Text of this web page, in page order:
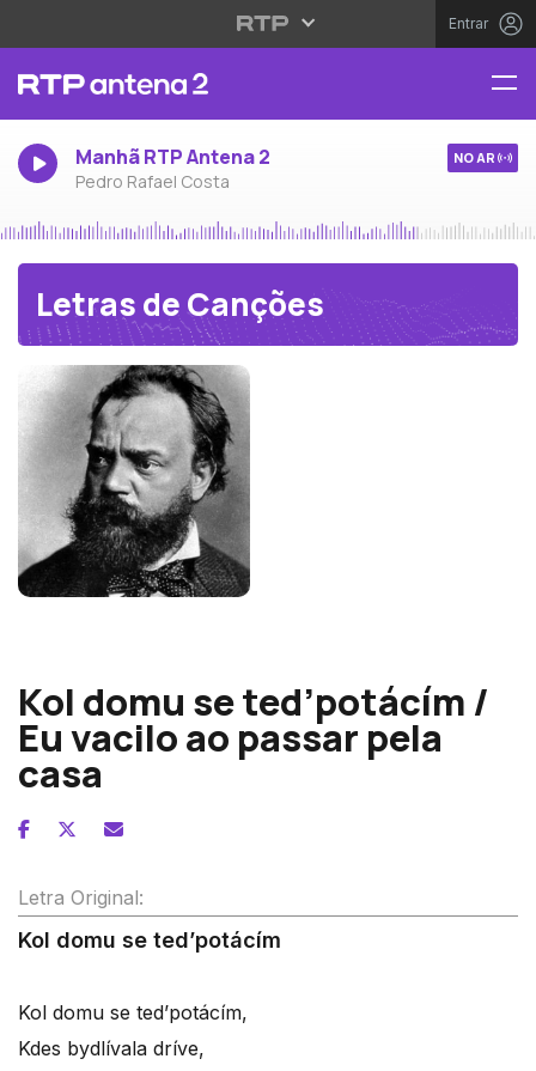
Entrar
Manhã RTP Antena 2
Pedro Rafael Costa
NO AR
Letras de Canções
Kol domu se ted’potácím /
Eu vacilo ao passar pela
casa
Letra Original:
Kol domu se ted’potácím
Kol domu se ted’potácím,
Kdes bydlívala dríve,